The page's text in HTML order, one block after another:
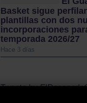
Basket sigue
plantillas con dos
incorporaciones
temporada 2026/27
Hace 3 días
Tweets by